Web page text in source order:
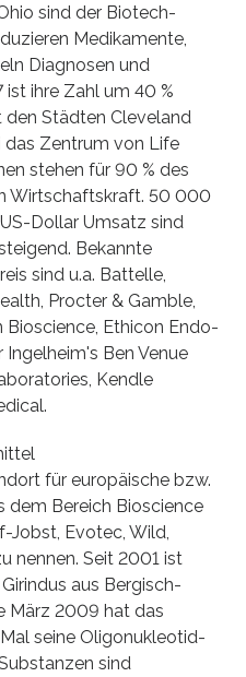
sind der Biotech-
Medikamente,
Diagnosen und
ihre Zahl um 40 %
Städten Cleveland
das Zentrum von Life
stehen für 90 % des
Wirtschaftskraft. 50 000
Dollar Umsatz sind
Bekannte
sind u.a. Battelle,
Procter & Gamble,
Bioscience, Ethicon Endo-
Ingelheim's Ben Venue
Kendle
für europäische bzw.
dem Bereich Bioscience
Jobst, Evotec, Wild,
nennen. Seit 2001 ist
aus Bergisch-
März 2009 hat das
seine Oligonukleotid-
sind